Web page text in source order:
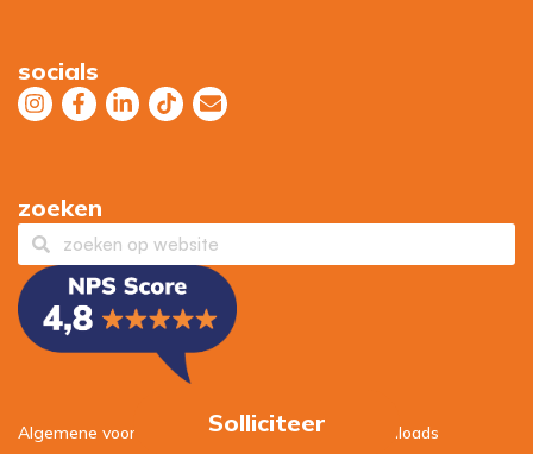
Solliciteer
socials
zoeken
Algemene voorwaarden –Privacybeleid Downloads